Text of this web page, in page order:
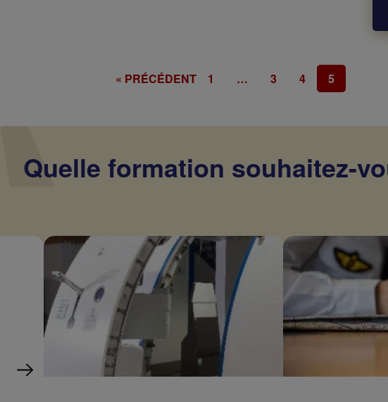
« PRÉCÉDENT 1 … 3 4 5
Quelle formation souhaitez-